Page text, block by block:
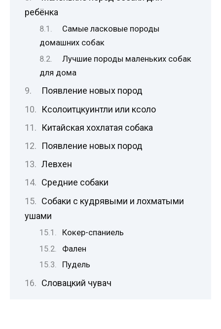
ребёнка
Самые ласковые породы
домашних собак
Лучшие породы маленьких собак
для дома
Появление новых пород
Ксолоитцкуинтли или ксоло
Китайская хохлатая собака
Появление новых пород
Левхен
Средние собаки
Собаки с кудрявыми и лохматыми
ушами
Кокер-спаниель
Фален
Пудель
Словацкий чувач